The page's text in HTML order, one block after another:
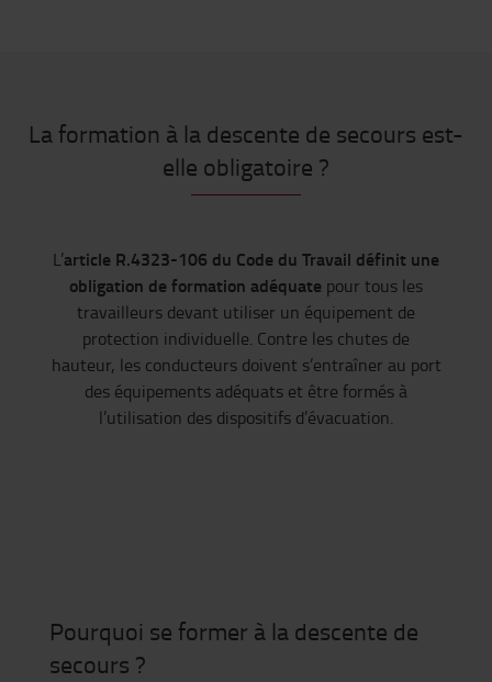
La formation à la descente de secours est-
elle obligatoire ?
L’article R.4323-106 du Code du Travail définit une
obligation de formation adéquate pour tous les
travailleurs devant utiliser un équipement de
protection individuelle. Contre les chutes de
hauteur, les conducteurs doivent s’entraîner au port
des équipements adéquats et être formés à
l’utilisation des dispositifs d’évacuation.
Pourquoi se former à la descente de
secours ?